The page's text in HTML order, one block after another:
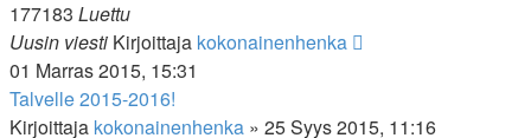
177183 Luettu
Uusin viesti Kirjoittaja kokonainenhenka
01 Marras 2015, 15:31
Talvelle 2015-2016!
Kirjoittaja kokonainenhenka » 25 Syys 2015, 11:16